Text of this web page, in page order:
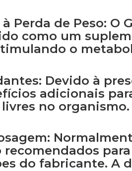
Perda de Peso: O
como um
o
Devido à
adicionais
no organismo.
recomendados
do fabricante. A